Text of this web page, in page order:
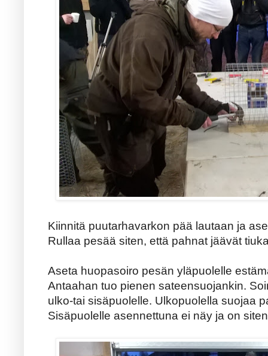
Kiinnitä puutarhavarkon pää lautaan ja
Rullaa pesää siten, että pahnat jäävät
Aseta huopasoiro pesän yläpuolelle
Antaahan tuo pienen sateensuojankin.
ulko-tai sisäpuolelle. Ulkopuolella suojaa
Sisäpuolelle asennettuna ei näy ja on